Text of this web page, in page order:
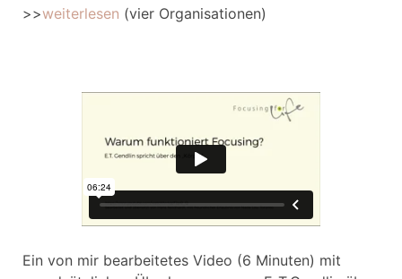
>>weiterlesen (vier Organisationen)
Ein von mir bearbeitetes Video (6 Minuten) mit